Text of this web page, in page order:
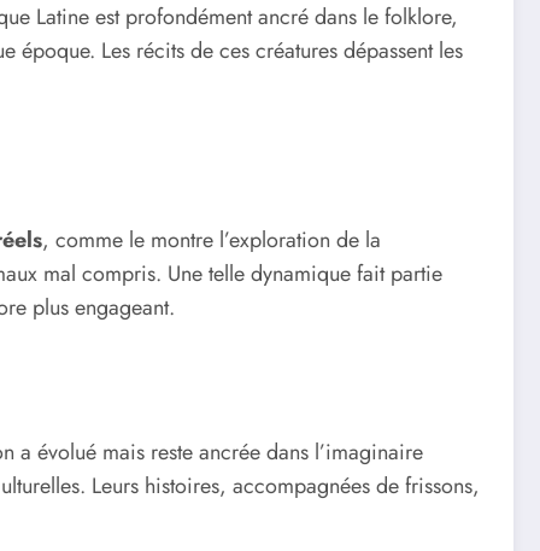
Latine est profondément ancré dans le folklore,
époque. Les récits de ces créatures dépassent les
, comme le montre l’exploration de la
mal compris. Une telle dynamique fait partie
plus engageant.
a évolué mais reste ancrée dans l’imaginaire
Leurs histoires, accompagnées de frissons,